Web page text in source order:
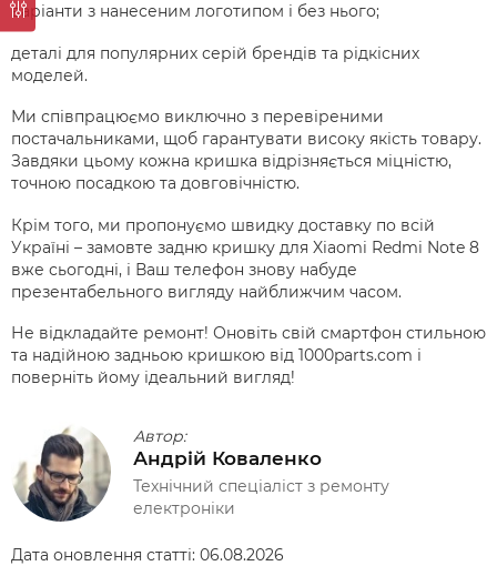
варіанти з нанесеним логотипом і без нього;
деталі для популярних серій брендів та рідкісних
моделей.
Ми співпрацюємо виключно з перевіреними
постачальниками, щоб гарантувати високу якість товару.
Завдяки цьому кожна кришка відрізняється міцністю,
точною посадкою та довговічністю.
Крім того, ми пропонуємо швидку доставку по всій
Україні – замовте задню кришку для Xiaomi Redmi Note 8
вже сьогодні, і Ваш телефон знову набуде
презентабельного вигляду найближчим часом.
Не відкладайте ремонт! Оновіть свій смартфон стильною
та надійною задньою кришкою від 1000parts.com і
поверніть йому ідеальний вигляд!
Автор:
Андрій Коваленко
Технічний спеціаліст з ремонту
електроніки
Дата оновлення статті: 06.08.2026